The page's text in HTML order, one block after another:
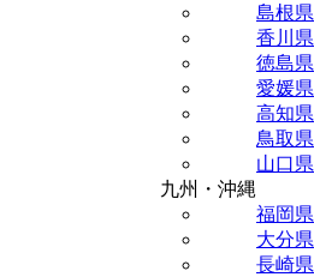
島根県
香川県
徳島県
愛媛県
高知県
鳥取県
山口県
九州・沖縄
福岡県
大分県
長崎県